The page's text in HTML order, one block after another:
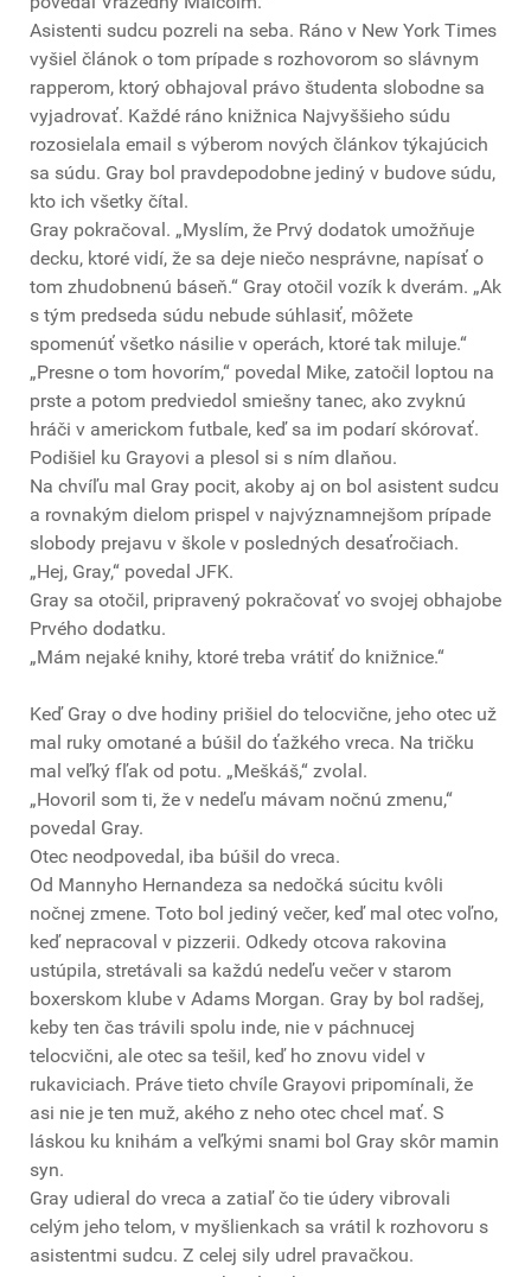
Asistenti sudcu pozreli na seba. Ráno v New York Times
vyšiel článok o tom prípade s rozhovorom so slávnym
rapperom, ktorý obhajoval právo študenta slobodne sa
vyjadrovať. Každé ráno knižnica Najvyššieho súdu
rozosielala email s výberom nových článkov týkajúcich
sa súdu. Gray bol pravdepodobne jediný v budove súdu,
kto ich všetky čítal.
Gray pokračoval. „Myslím, že Prvý dodatok umožňuje
decku, ktoré vidí, že sa deje niečo nesprávne, napísať o
tom zhudobnenú báseň.“ Gray otočil vozík k dverám. „Ak
s tým predseda súdu nebude súhlasiť, môžete
spomenúť všetko násilie v operách, ktoré tak miluje.“
„Presne o tom hovorím,“ povedal Mike, zatočil loptou na
prste a potom predviedol smiešny tanec, ako zvyknú
hráči v americkom futbale, keď sa im podarí skórovať.
Podišiel ku Grayovi a plesol si s ním dlaňou.
Na chvíľu mal Gray pocit, akoby aj on bol asistent sudcu
a rovnakým dielom prispel v najvýznamnejšom prípade
slobody prejavu v škole v posledných desaťročiach.
„Hej, Gray,“ povedal JFK.
Gray sa otočil, pripravený pokračovať vo svojej obhajobe
Prvého dodatku.
„Mám nejaké knihy, ktoré treba vrátiť do knižnice.“
Keď Gray o dve hodiny prišiel do telocvične, jeho otec už
mal ruky omotané a búšil do ťažkého vreca. Na tričku
mal veľký fľak od potu. „Meškáš,“ zvolal.
„Hovoril som ti, že v nedeľu mávam nočnú zmenu,“
povedal Gray.
Otec neodpovedal, iba búšil do vreca.
Od Mannyho Hernandeza sa nedočká súcitu kvôli
nočnej zmene. Toto bol jediný večer, keď mal otec voľno,
keď nepracoval v pizzerii. Odkedy otcova rakovina
ustúpila, stretávali sa každú nedeľu večer v starom
boxerskom klube v Adams Morgan. Gray by bol radšej,
keby ten čas trávili spolu inde, nie v páchnucej
telocvični, ale otec sa tešil, keď ho znovu videl v
rukaviciach. Práve tieto chvíle Grayovi pripomínali, že
asi nie je ten muž, akého z neho otec chcel mať. S
láskou ku knihám a veľkými snami bol Gray skôr mamin
syn.
Gray udieral do vreca a zatiaľ čo tie údery vibrovali
celým jeho telom, v myšlienkach sa vrátil k rozhovoru s
asistentmi sudcu. Z celej sily udrel pravačkou.